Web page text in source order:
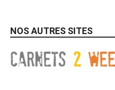
NOS AUTRES SITES